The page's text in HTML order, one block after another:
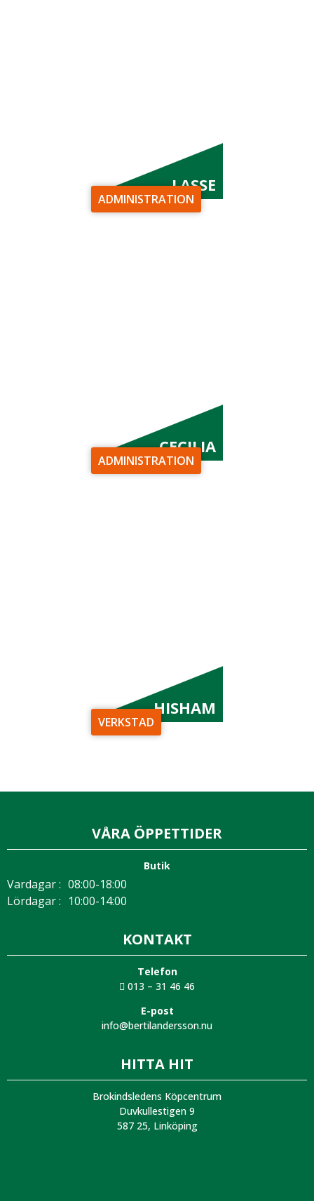
LASSE
ADMINISTRATION
CECILIA
ADMINISTRATION
HISHAM
VERKSTAD
VÅRA ÖPPETTIDER
Butik
Vardagar : 08:00-18:00
Lördagar : 10:00-14:00
KONTAKT
Telefon
013 – 31 46 46
E-post
info@bertilandersson.nu
HITTA HIT
Brokindsledens Köpcentrum
Duvkullestigen 9
587 25, Linköping